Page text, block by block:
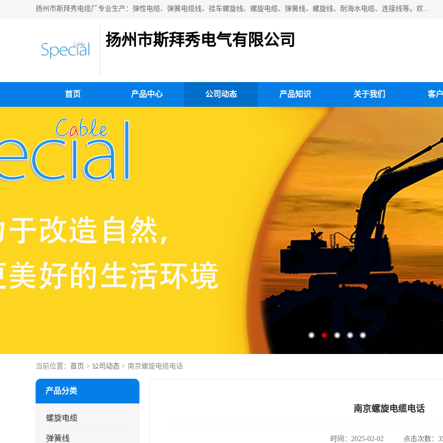
扬州市斯拜秀电缆厂专业生产：弹性电缆、弹簧电缆线、挂车螺旋线、螺旋电缆、弹簧线、螺旋线、耐海水电缆、连接线等。欢迎来电咨询！
扬州市斯拜秀电气有限公司
首页 产品中心 公司动态 产品知识 关于我们 客
当前位置： 首页 > 公司动态 > 南京螺旋电缆电话
产品分类
螺旋电缆
弹簧线
南京螺旋电缆电话
时间：2025-02-02 点击次数：